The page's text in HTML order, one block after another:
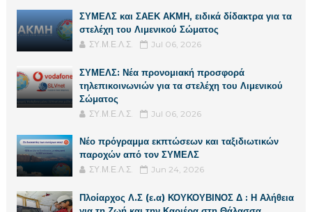
ΣΥΜΕΛΣ και ΣΑΕΚ ΑΚΜΗ, ειδικά δίδακτρα για τα
στελέχη του Λιμενικού Σώματος
ΣΥ.Μ.Ε.Λ.Σ. Jul 06, 2026
ΣΥΜΕΛΣ: Νέα προνομιακή προσφορά
τηλεπικοινωνιών για τα στελέχη του Λιμενικού
Σώματος
ΣΥ.Μ.Ε.Λ.Σ. Jul 06, 2026
Νέο πρόγραμμα εκπτώσεων και ταξιδιωτικών
παροχών από τον ΣΥΜΕΛΣ
ΣΥ.Μ.Ε.Λ.Σ. Jun 24, 2026
Πλοίαρχος Λ.Σ (ε.α) ΚΟΥΚΟΥΒΙΝΟΣ Δ : Η Αλήθεια